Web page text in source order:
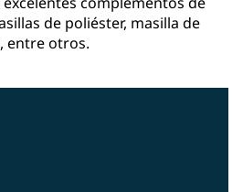
de poliéster, masilla de
entre otros.